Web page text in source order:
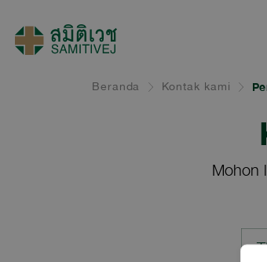
Beranda Kontak kami
Mohon